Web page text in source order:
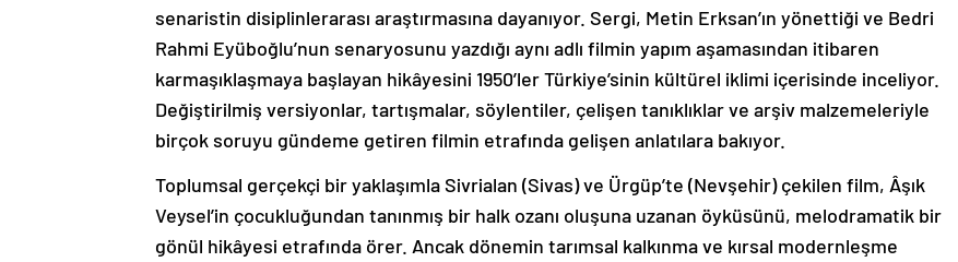
senaristin disiplinlerarası araştırmasına dayanıyor. Sergi, Metin Erksan’ın yönettiği ve Bedri
Rahmi Eyüboğlu’nun senaryosunu yazdığı aynı adlı filmin yapım aşamasından itibaren
karmaşıklaşmaya başlayan hikâyesini 1950’ler Türkiye’sinin kültürel iklimi içerisinde inceliyor.
Değiştirilmiş versiyonlar, tartışmalar, söylentiler, çelişen tanıklıklar ve arşiv malzemeleriyle
birçok soruyu gündeme getiren filmin etrafında gelişen anlatılara bakıyor.
Toplumsal gerçekçi bir yaklaşımla Sivrialan (Sivas) ve Ürgüp’te (Nevşehir) çekilen film, Âşık
Veysel’in çocukluğundan tanınmış bir halk ozanı oluşuna uzanan öyküsünü, melodramatik bir
gönül hikâyesi etrafında örer. Ancak dönemin tarımsal kalkınma ve kırsal modernleşme